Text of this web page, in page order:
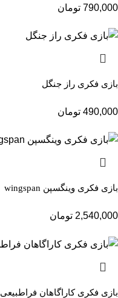
790,000 تومان
بازی فکری راز جنگل
490,000 تومان
بازی فکری وینگسپن wingspan
2,540,000 تومان
بازی فکری کاراگاهان فراطبیعی